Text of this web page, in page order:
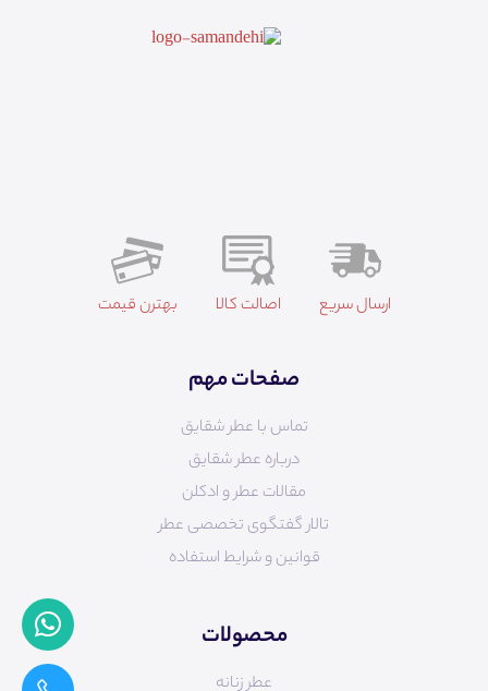
ارسال سریع اصالت کالا بهترن قیمت
صفحات مهم
تماس با عطر شقایق
درباره عطر شقایق
مقالات عطر و ادکلن
تالار گفتگوی تخصصی عطر
قوانین و شرایط استفاده
محصولات
عطر زنانه